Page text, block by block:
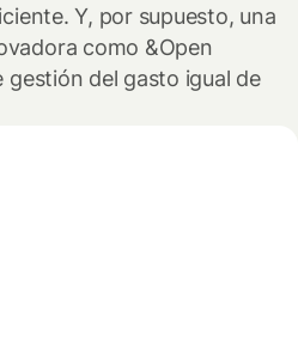
Y, por supuesto, una
como &Open
gestión del gasto igual de